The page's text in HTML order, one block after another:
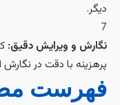
دیگر.
7
نگارش و ویرایش دقیق:
پرهزینه با دقت در نگارش
فهرست